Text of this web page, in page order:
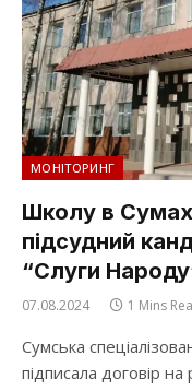
МОНІТОРИНГ
Школу в
підсудний
“Слуги
07.08.2024 1 Mins
Сумська
підписала договір